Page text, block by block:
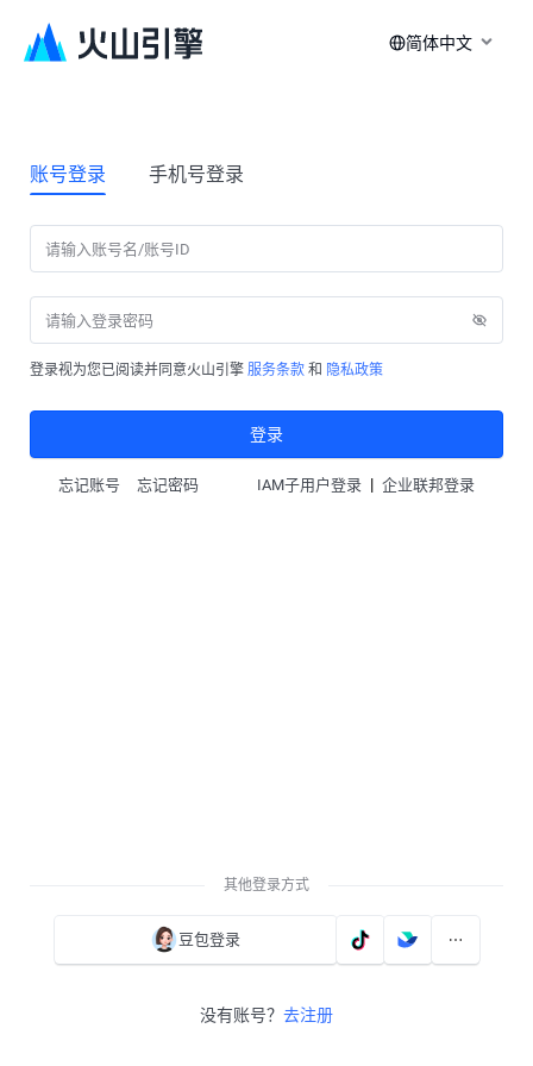
简体中文
账号登录 手机号登录
登录视为您已阅读并同意火山引擎 服务条款 和 隐私政策
登录
忘记账号 忘记密码 IAM子用户登录 | 企业联邦登录
其他登录方式
豆包登录
没有账号？ 去注册